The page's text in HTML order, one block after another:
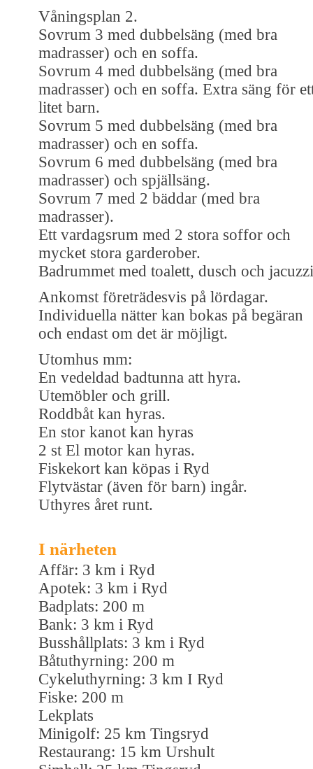
Våningsplan 2.
Sovrum 3 med dubbelsäng (med bra
madrasser) och en soffa.
Sovrum 4 med dubbelsäng (med bra
madrasser) och en soffa. Extra säng för
litet barn.
Sovrum 5 med dubbelsäng (med bra
madrasser) och en soffa.
Sovrum 6 med dubbelsäng (med bra
madrasser) och spjällsäng.
Sovrum 7 med 2 bäddar (med bra
madrasser).
Ett vardagsrum med 2 stora soffor och
mycket stora garderober.
Badrummet med toalett, dusch och jacuzzi
Ankomst företrädesvis på lördagar.
Individuella nätter kan bokas på begäran
och endast om det är möjligt.
Utomhus mm:
En vedeldad badtunna att hyra.
Utemöbler och grill.
Roddbåt kan hyras.
En stor kanot kan hyras
2 st El motor kan hyras.
Fiskekort kan köpas i Ryd
Flytvästar (även för barn) ingår.
Uthyres året runt.
I närheten
Affär: 3 km i Ryd
Apotek: 3 km i Ryd
Badplats: 200 m
Bank: 3 km i Ryd
Busshållplats: 3 km i Ryd
Båtuthyrning: 200 m
Cykeluthyrning: 3 km I Ryd
Fiske: 200 m
Lekplats
Minigolf: 25 km Tingsryd
Restaurang: 15 km Urshult